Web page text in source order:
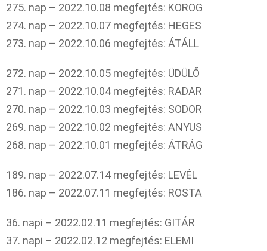
275. nap – 2022.10.08 megfejtés: KOROG
274. nap – 2022.10.07 megfejtés: HEGES
273. nap – 2022.10.06 megfejtés: ÁTÁLL
272. nap – 2022.10.05 megfejtés: ÜDÜLŐ
271. nap – 2022.10.04 megfejtés: RADAR
270. nap – 2022.10.03 megfejtés: SODOR
269. nap – 2022.10.02 megfejtés: ANYUS
268. nap – 2022.10.01 megfejtés: ÁTRÁG
189. nap – 2022.07.14 megfejtés: LEVÉL
186. nap – 2022.07.11 megfejtés: ROSTA
36. napi – 2022.02.11 megfejtés: GITÁR
37. napi – 2022.02.12 megfejtés: ELEMI